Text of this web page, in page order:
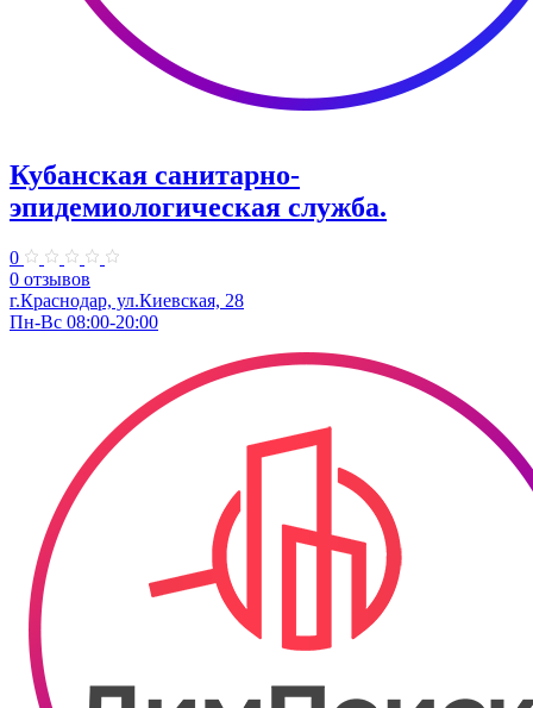
Кубанская санитарно-
эпидемиологическая служба.
0
0 отзывов
г.Краснодар, ул.Киевская, 28
Пн-Вс 08:00-20:00